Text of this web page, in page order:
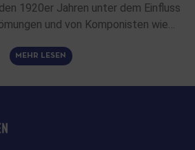
1920er Jahren unter dem Einfluss
und von Komponisten wie…
MEHR LESEN